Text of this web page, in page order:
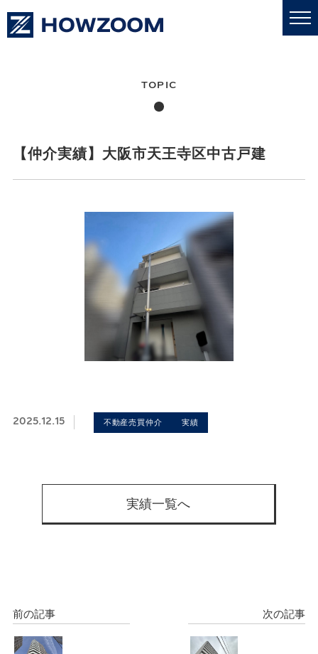
更新情報
お問い合わせ
【仲介実績】大阪市天王寺区中古戸建
2025.12.15 不動産売買仲介 実績
実績一覧へ
前の記事 次の記事